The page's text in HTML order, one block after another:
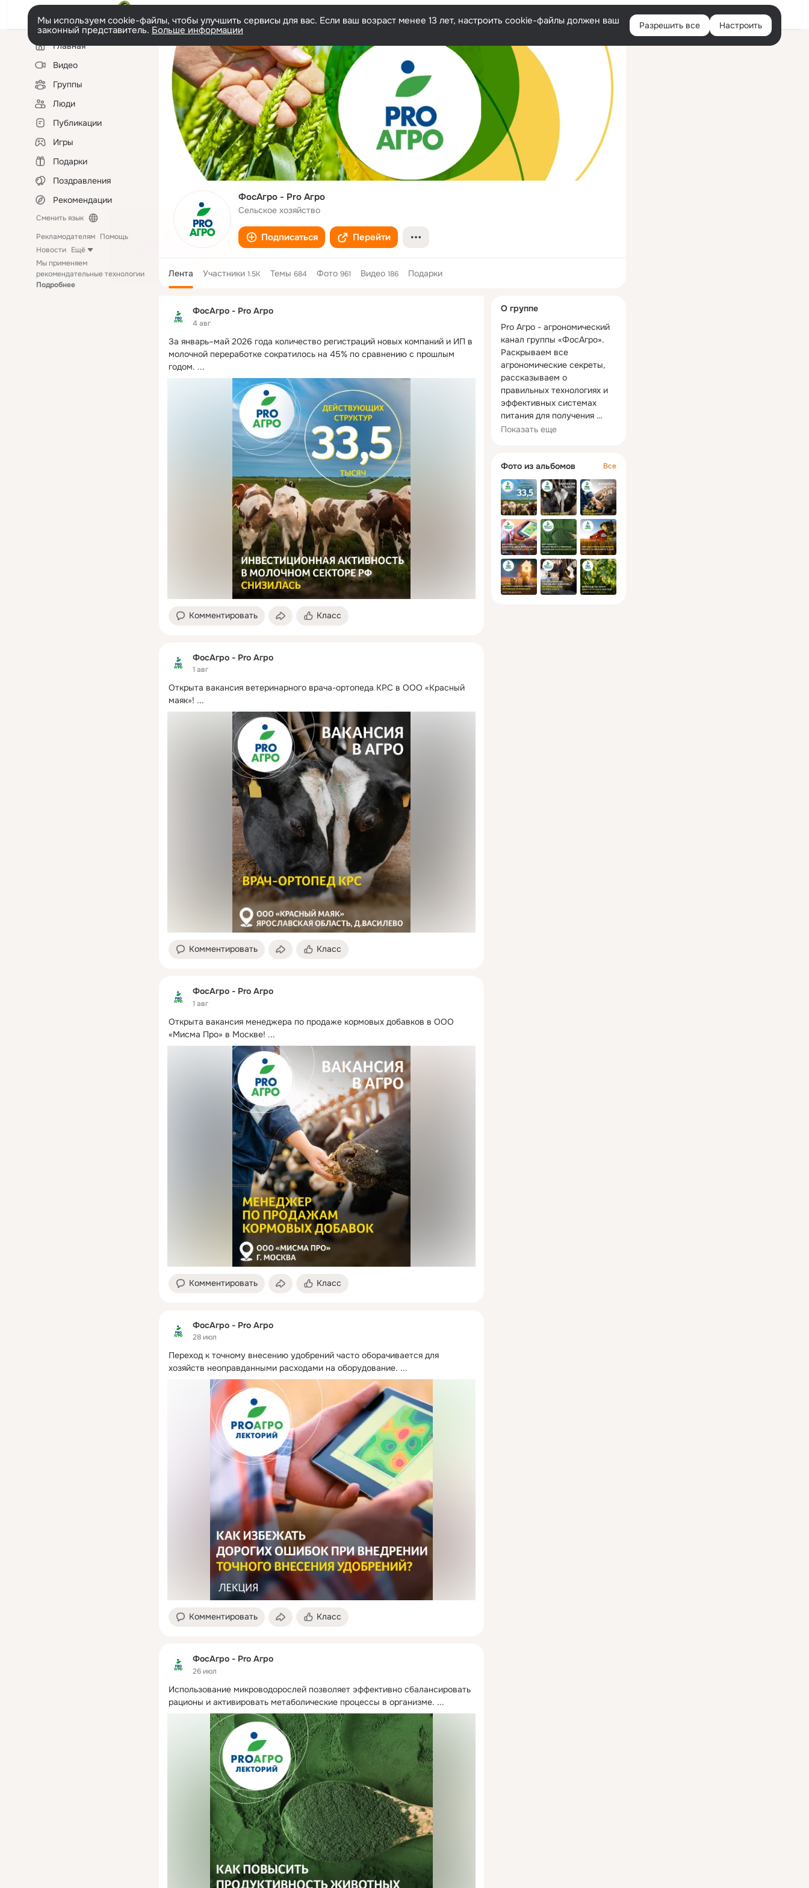
Войти
Мы используем cookie-файлы, чтобы улучшить сервисы для вас. Если ваш возраст менее 13 лет, настроить cookie-файлы должен ваш
законный представитель. Больше информации Разрешить все Настроить
Левая
колонкаГлавная
Видео
Группы
Люди
Публикации
Игры
Подарки
Поздравления
Рекомендации
Сменить язык
Рекламодателям Помощь
Новости Ещё
Мы применяем
рекомендательные технологии
Подробнее
ФосАгро - Pro Агро
Сельское хозяйство
Подписаться Перейти
Лента Участники 1.5K Темы 684 Фото 961 Видео 186 Подарки
ФосАгро - Pro Агро
4 авг
За январь–май 2026 года количество регистраций новых компаний и ИП в
молочной переработке сократилось на 45% по сравнению с прошлым
годом. ...
Комментировать Класс
ФосАгро - Pro Агро
1 авг
Открыта вакансия ветеринарного врача-ортопеда КРС в ООО «Красный
маяк»! ...
Комментировать Класс
ФосАгро - Pro Агро
1 авг
Открыта вакансия менеджера по продаже кормовых добавков в ООО
«Мисма Про» в Москве! ...
Комментировать Класс
ФосАгро - Pro Агро
28 июл
Переход к точному внесению удобрений часто оборачивается для
хозяйств неоправданными расходами на оборудование. ...
Комментировать Класс
ФосАгро - Pro Агро
26 июл
Использование микроводорослей позволяет эффективно сбалансировать
рационы и активировать метаболические процессы в организме. ...
колонка
О группе
Pro Агро - агрономический
канал группы «ФосАгро».
Раскрываем все
агрономические секреты,
рассказываем о
правильных технологиях и
эффективных системах
питания для получения
качественного урожая при
Pro Агро - правильная
стратегия успешного
урожая!
Показать еще
Фото из альбомов Все